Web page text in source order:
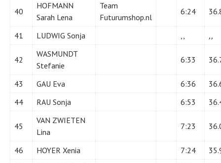
40
HOFMANN
Sarah Lena
Team
Futurumshop.nl
6:24
41 LUDWIG Sonja ,, ,,
42
WASMUNDT
Stefanie
6:33
43 GAU Eva 6:36
44
RAU Sonja 6:53
45
VAN ZWIETEN
Lina
7:23
46 HOYER Xenia 7:24